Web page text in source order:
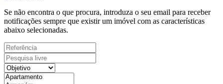
Se não encontra o que procura, introduza o seu email para receber
notificações sempre que existir um imóvel com as características
abaixo selecionadas.